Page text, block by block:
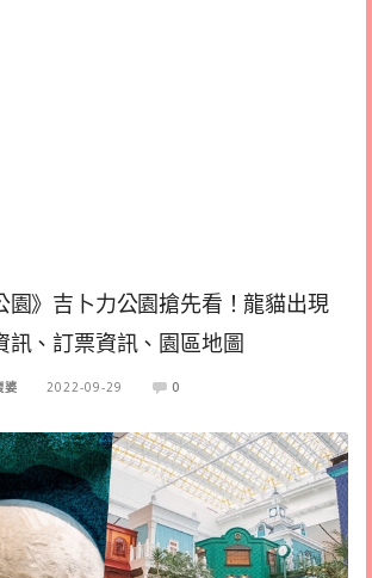
園》吉卜力公園搶先看！龍貓出現
訊、訂票資訊、園區地圖
婆 2022-09-29 0